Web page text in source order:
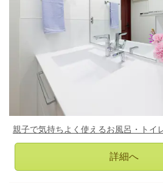
親子で気持ちよく使えるお風呂・
詳細へ